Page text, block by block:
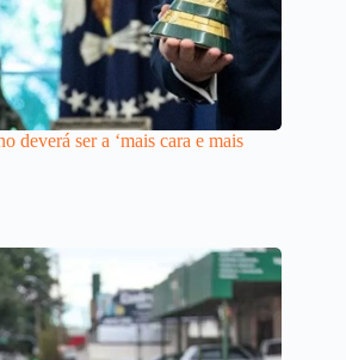
deverá ser a ‘mais cara e mais